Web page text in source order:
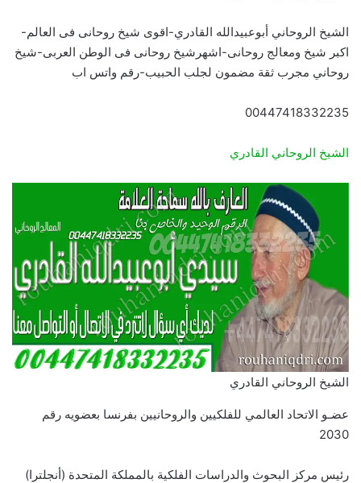
الشيخ الروحاني أبوعبيدالله القادري-اقوى شيخ روحانى فى العالم-
اكبر شيخ ومعالج روحانى-اشهرشيخ روحانى فى الوطن العربى-شيخ
روحاني مجرب ثقة مضمون لجلب الحبيب-رقم واتس اب
00447418332235
الشيخ الروحاني القادري
الشيخ الروحاني القادري
عضـو الاتحاد العالمي للفلكيين والروحانيين بفرنسا بعضويه رقم
2030
رئيس مركز البحوث والدراسات الفلكية بالمملكة المتحدة (أنجلترا)